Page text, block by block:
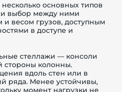
основных типов
и выбор между ними
весом грузов, доступным
в доступе и
стеллажи — консоли
стороны колонны.
вдоль стен или в
ряда. Менее устойчивы,
момент нагрузки не